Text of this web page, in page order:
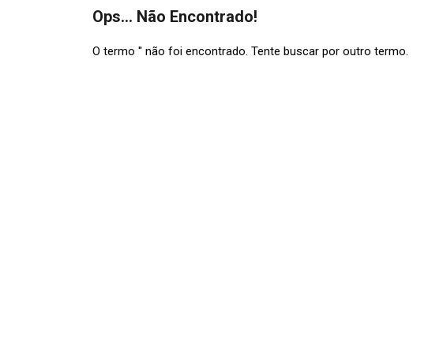
Ops... Não Encontrado!
O termo '' não foi encontrado. Tente buscar por outro termo.